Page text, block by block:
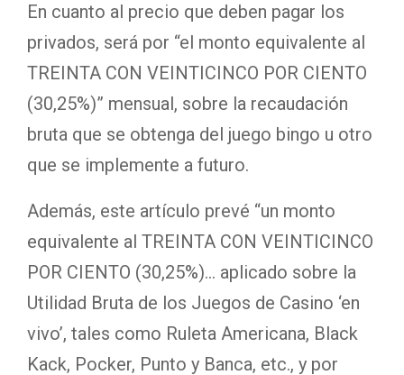
En cuanto al precio que deben pagar los
privados, será por “el monto equivalente al
TREINTA CON VEINTICINCO POR CIENTO
(30,25%)” mensual, sobre la recaudación
bruta que se obtenga del juego bingo u otro
que se implemente a futuro.
Además, este artículo prevé “un monto
equivalente al TREINTA CON VEINTICINCO
POR CIENTO (30,25%)… aplicado sobre la
Utilidad Bruta de los Juegos de Casino ‘en
vivo’, tales como Ruleta Americana, Black
Kack, Pocker, Punto y Banca, etc., y por